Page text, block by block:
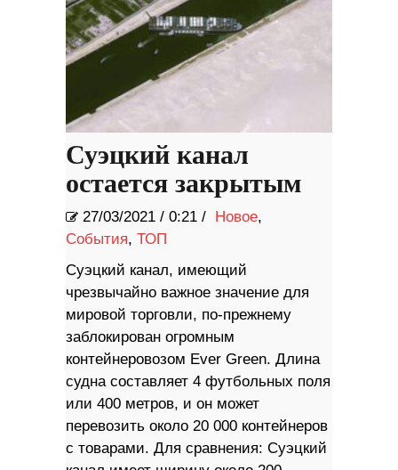
Суэцкий канал
остается закрытым
27/03/2021 / 0:21 / Новое,
События, ТОП
Суэцкий канал, имеющий
чрезвычайно важное значение для
мировой торговли, по-прежнему
заблокирован огромным
контейнеровозом Ever Green. Длина
судна составляет 4 футбольных поля
или 400 метров, и он может
перевозить около 20 000 контейнеров
с товарами. Для сравнения: Суэцкий